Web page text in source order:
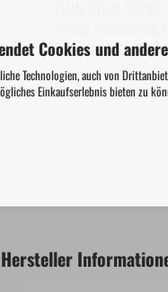
Cookies und
Technologien, auch von
Einkaufserlebnis bieten zu
Die Ausgabe
Hersteller